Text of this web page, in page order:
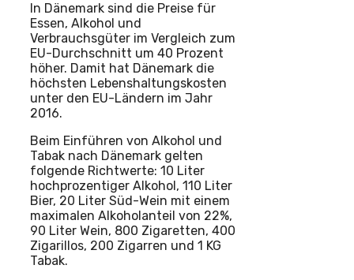
In Dänemark sind die Preise für
Essen, Alkohol und
Verbrauchsgüter im Vergleich zum
EU-Durchschnitt um 40 Prozent
höher. Damit hat Dänemark die
höchsten Lebenshaltungskosten
unter den EU-Ländern im Jahr
2016.
Beim Einführen von Alkohol und
Tabak nach Dänemark gelten
folgende Richtwerte: 10 Liter
hochprozentiger Alkohol, 110 Liter
Bier, 20 Liter Süd-Wein mit einem
maximalen Alkoholanteil von 22%,
90 Liter Wein, 800 Zigaretten, 400
Zigarillos, 200 Zigarren und 1 KG
Tabak.